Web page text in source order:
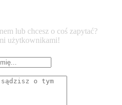
lub chcesz o coś zapytać?
użytkownikami!